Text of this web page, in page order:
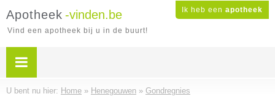
Ik heb een apotheek
Apotheek -vinden.be
Vind een apotheek bij u in de buurt!
U bent nu hier: Home » Henegouwen » Gondregnies